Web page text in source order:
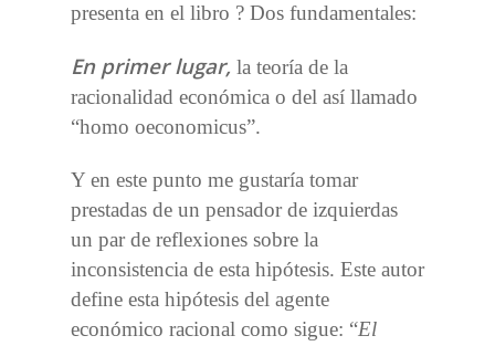
presenta en el libro ? Dos fundamentales:
En primer lugar, la teoría de la
racionalidad económica o del así llamado
“homo oeconomicus”.
Y en este punto me gustaría tomar
prestadas de un pensador de izquierdas
un par de reflexiones sobre la
inconsistencia de esta hipótesis. Este autor
define esta hipótesis del agente
económico racional como sigue: “El